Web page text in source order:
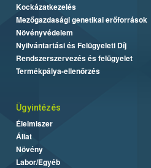
Kockázatkezelés
Mezőgazdasági genetikai erőforrások
Növényvédelem
Nyilvántartási és Felügyeleti Díj
Rendszerszervezés és felügyelet
Termékpálya-ellenőrzés
Ügyintézés
Élelmiszer
Állat
Növény
Labor/Egyéb